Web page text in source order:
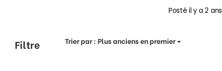
Postéil y a 2 ans
Filtre Trier par :Plus anciens en premier